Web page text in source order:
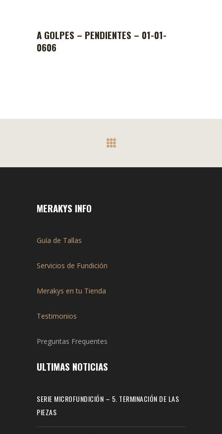
A GOLPES – PENDIENTES – 01-01-
0606
MERAKYS INFO
Guía de Tallas
Servicios de Fundición
Merakys en tu Tienda
Testimonios
Preguntas Frequentes
ULTIMAS NOTICIAS
SERIE MICROFUNDICIÓN – 5. TERMINACIÓN DE LAS
PIEZAS